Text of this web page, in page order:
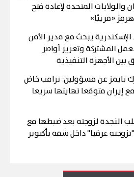
والولايات المتحدة لإعادة فتح
«قريبًا»
يبحث مع مدير الأمن
المشتركة وتعزيز أواصر
بين الأجهزة التنفيذية
تايمز عن مسؤولين: ترامب خاض
إيران متوقعا نهايتها سريعا
النجدة لزوجته بعد ضبطها مع
عرفيا" داخل شقة بأكتوبر